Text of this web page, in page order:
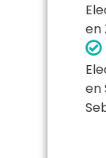
en
en